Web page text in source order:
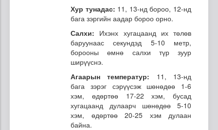
Хур тунадас: 11, 13-нд бороо, 12-нд
бага зэргийн аадар бороо орно.
Салхи: Ихэнх хугацаанд их төлөв
баруунаас секундэд 5-10 метр,
борооны өмнө салхи түр зуур
ширүүснэ.
Агаарын температур: 11, 13-нд
бага зэрэг сэрүүсэж шөнөдөө 1-6
хэм, өдөртөө 17-22 хэм, бусад
хугацаанд дулаарч шөнөдөө 5-10
хэм, өдөртөө 20-25 хэм дулаан
байна.